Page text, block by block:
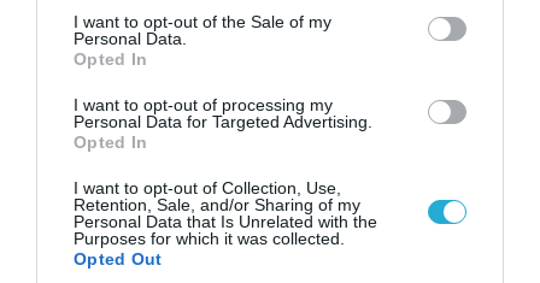
consent section.
I want to opt-out of the Sale of my
Personal Data.
Opted In
I want to opt-out of processing my
Personal Data for Targeted Advertising.
Opted In
I want to opt-out of Collection, Use,
Retention, Sale, and/or Sharing of my
Personal Data that Is Unrelated with the
Purposes for which it was collected.
Opted Out
Μαροκινός παράνομος μετανάστης επιτέθηκε
σε 42χρονη σε στάση Τραμ στην Ισπανία και
απείλησε ότι θα την κακοποιήσει!